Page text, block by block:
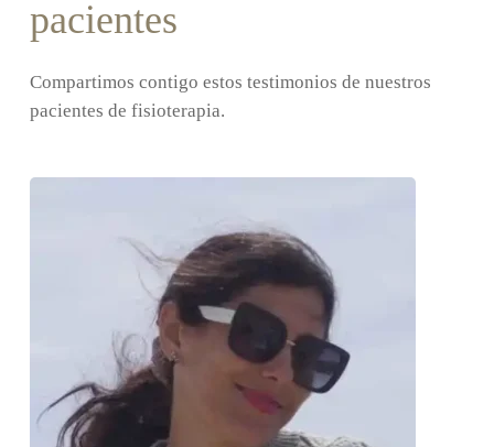
pacientes
Compartimos contigo estos testimonios de nuestros
pacientes de fisioterapia.